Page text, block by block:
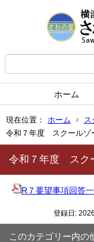
ホーム
現在位置： ホーム
令和７年度 スクールゾ
令和７年度 スク
R７要望事項回答
登録日:
このカテゴリー内の